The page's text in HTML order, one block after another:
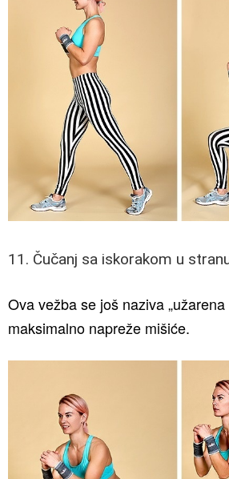
11. Čučanj sa iskorakom u
Ova vežba se još naziva
maksimalno napreže mišiće.